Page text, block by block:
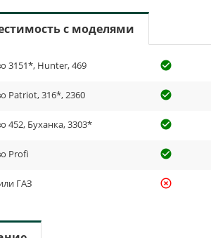
с моделями
3151*, Hunter, 469
Patriot, 316*, 2360
452, Буханка, 3303*
Profi
ГАЗ highlight_off